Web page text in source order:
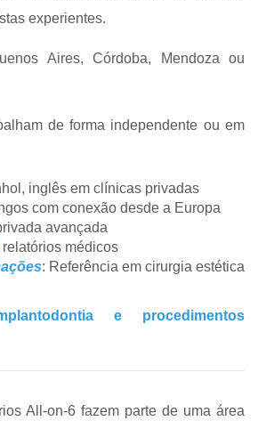
experientes.
Aires, Córdoba, Mendoza ou
de forma independente ou em
inglês em clínicas privadas
com conexão desde a Europa
avançada
relatórios médicos
: Referência em cirurgia estética
e procedimentos
All-on-6 fazem parte de uma área